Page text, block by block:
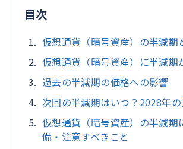
目次
仮想通貨（暗号資産）の半減期
仮想通貨（暗号資産）に半減期
過去の半減期の価格への影響
次回の半減期はいつ？2028年
仮想通貨（暗号資産）の半減期
備・注意すべきこと